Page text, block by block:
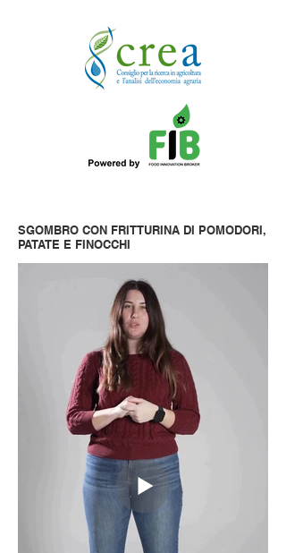
SGOMBRO CON FRITTURINA DI POMODORI,
PATATE E FINOCCHI